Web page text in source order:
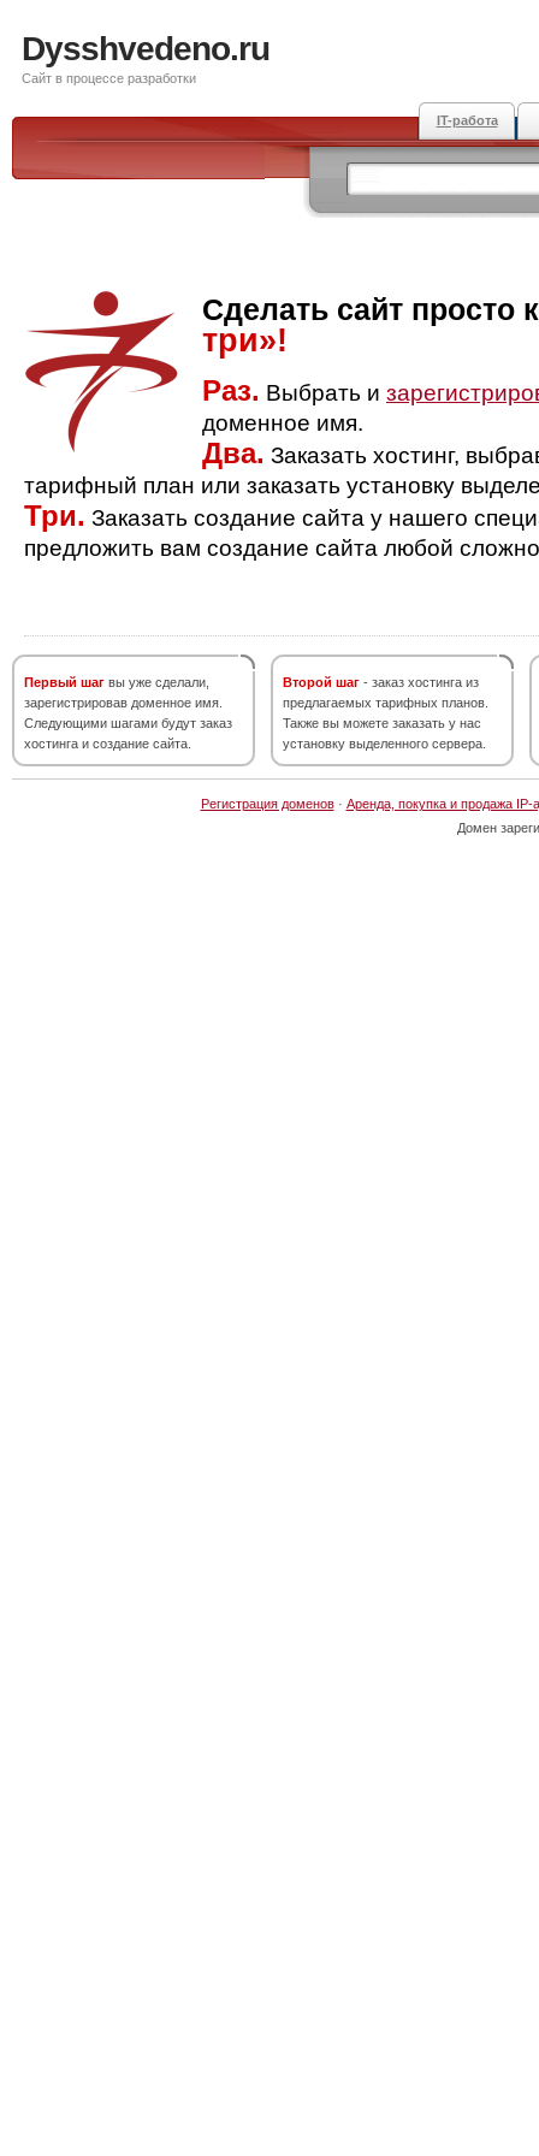
Dysshvedeno.ru
Сайт в процессе разработки
IT-работа
Сделать сайт просто
три»!
Раз. Выбрать и
доменное имя.
Два. Заказать хостинг,
тарифный план или заказать установку
Три. Заказать создание сайта у нашего
предложить вам создание сайта любой
Первый шаг вы уже сделали,
зарегистрировав доменное имя.
Следующими шагами будут заказ
хостинга и создание сайта.
Второй шаг - заказ хостинга из
предлагаемых тарифных планов.
Также вы можете заказать у нас
установку выделенного сервера.
Регистрация доменов· Аренда, покупка и продажа IP-
Домен